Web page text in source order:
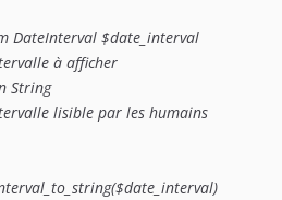
DateInterval $date_interval
à afficher
String
lisible par les humains